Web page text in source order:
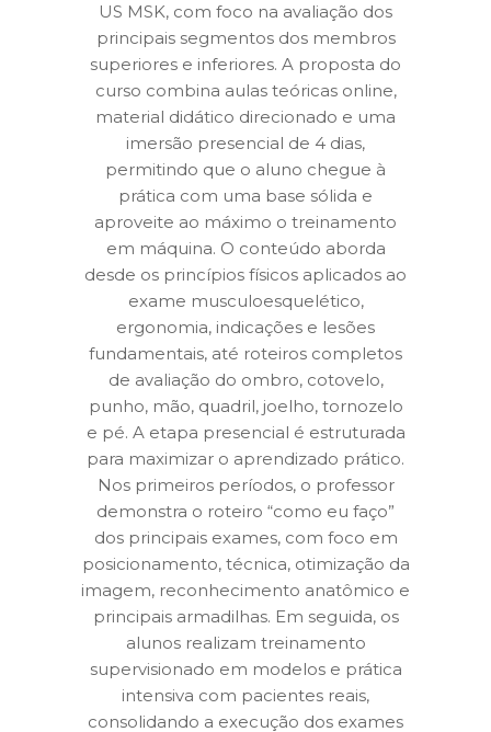
US MSK, com foco na avaliação dos
principais segmentos dos membros
superiores e inferiores. A proposta do
curso combina aulas teóricas online,
material didático direcionado e uma
imersão presencial de 4 dias,
permitindo que o aluno chegue à
prática com uma base sólida e
aproveite ao máximo o treinamento
em máquina. O conteúdo aborda
desde os princípios físicos aplicados ao
exame musculoesquelético,
ergonomia, indicações e lesões
fundamentais, até roteiros completos
de avaliação do ombro, cotovelo,
punho, mão, quadril, joelho, tornozelo
e pé. A etapa presencial é estruturada
para maximizar o aprendizado prático.
Nos primeiros períodos, o professor
demonstra o roteiro “como eu faço”
dos principais exames, com foco em
posicionamento, técnica, otimização da
imagem, reconhecimento anatômico e
principais armadilhas. Em seguida, os
alunos realizam treinamento
supervisionado em modelos e prática
intensiva com pacientes reais,
consolidando a execução dos exames